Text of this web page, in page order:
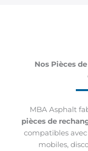
Nos Pièces
MBA Asphalt
pièces de
compatibles
mobiles,